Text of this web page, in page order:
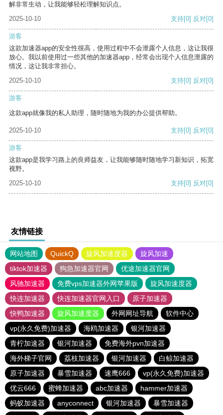
解非常生动，让我能够轻松理解知识点。
2025-10-10
支持[0] 反对[0]
游客
这款加速器app的安全性很高，使用过程中不会泄露个人信息，这让我很
放心。我以前使用过一些其他的加速器app，经常会出现个人信息泄露的
情况，这让我非常担心。
2025-10-10
支持[0] 反对[0]
游客
这款app就像我的私人助理，随时随地为我的办公提供帮助。
2025-10-10 支持[0] 反对[0]
游客
这款app是我学习路上的良师益友，让我能够随时随地学习新知识，拓宽
视野。
2025-10-10
支持[0] 反对[0]
友情链接
网站地图 QuickQ 旋风加速度器
旋风加速
tiktok加速器
狗急加速器官网
优途加速器官网
风驰加速器
免费vps加速器外网苹果版
旋风加速度器
快连加速器
快连加速器官网入口
原子加速器
快鸭加速器
旋风加速度器 外网网址导航
软件中心
vp(永久免费)加速器
海鸥加速器
银河加速器
青柠加速器
银河加速器
免费海外pvn加速器
海外梯子官网
荔枝加速器 银河加速器
白鲸加速器
原子加速器
暴雪加速器 速鹰666
vp(永久免费)加速器
优云666
蜜蜂加速器 abc加速器
hammer加速器
蚂蚁加速器
anyconnect 银河加速器
暴雪加速器